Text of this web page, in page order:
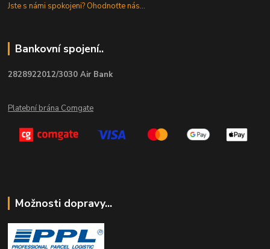
Jste s námi spokojeni? Ohodnoťte nás...
Bankovní spojení..
2828922012/3030 Air Bank
Platební brána Comgate
Možnosti dopravy...